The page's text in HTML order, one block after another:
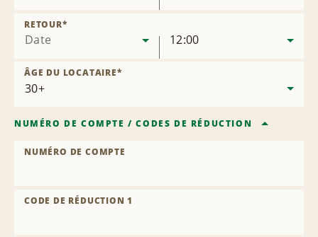
Date
RETOUR*
12:00
ÂGE DU LOCATAIRE*
NUMÉRO DE COMPTE /CODES DE RÉDUCTION
NUMÉRO DE COMPTE
CODE DE RÉDUCTION 1